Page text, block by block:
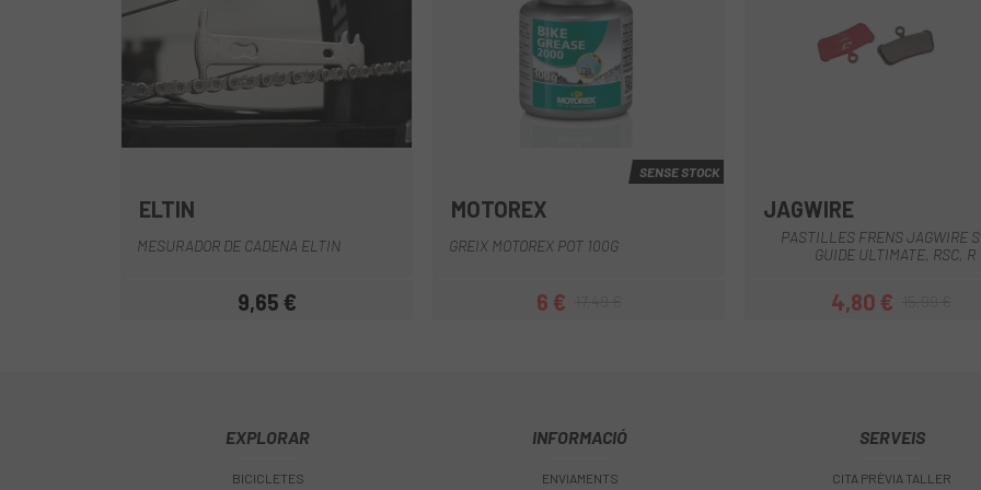
ELTIN
MESURADOR DE CADENA ELTIN
Preu
9,65 €
SENSE STOCK
MOTOREX
GREIX MOTOREX POT 100G
6 €
JAGWIRE
PASTILLES FRENS JAGWIRE
GUIDE ULTIMATE, RSC, R
Preu
4,80 €Preu regular
EXPLORAR
BICICLETES
INFORMACIÓ
ENVIAMENTS
SERVEIS
CITA PRÈVIA TALLER